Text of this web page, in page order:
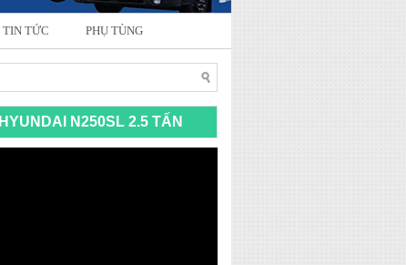
TIN TỨC PHỤ TÙNG
HYUNDAI N250SL 2.5 TẤN